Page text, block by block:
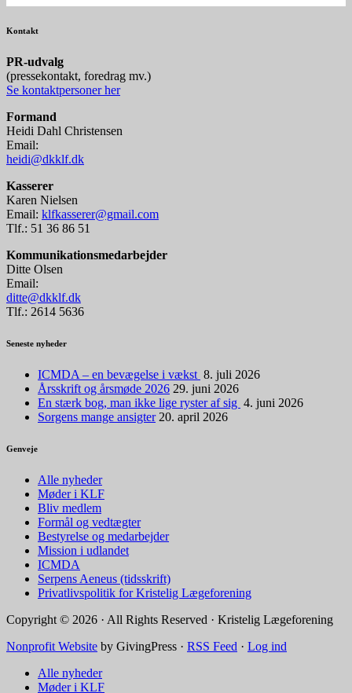
Kontakt
PR-udvalg
(pressekontakt, foredrag mv.)
Se kontaktpersoner her
Formand
Heidi Dahl Christensen
Email:
heidi@dkklf.dk
Kasserer
Karen Nielsen
Email: klfkasserer@gmail.com
Tlf.: 51 36 86 51
Kommunikationsmedarbejder
Ditte Olsen
Email:
ditte@dkklf.dk
Tlf.: 2614 5636
Seneste nyheder
ICMDA – en bevægelse i vækst 8. juli 2026
Årsskrift og årsmøde 2026 29. juni 2026
En stærk bog, man ikke lige ryster af sig 4. juni 2026
Sorgens mange ansigter 20. april 2026
Genveje
Alle nyheder
Møder i KLF
Bliv medlem
Formål og vedtægter
Bestyrelse og medarbejder
Mission i udlandet
ICMDA
Serpens Aeneus (tidsskrift)
Privatlivspolitik for Kristelig Lægeforening
Copyright © 2026 · All Rights Reserved · Kristelig Lægeforening
Nonprofit Website by GivingPress · RSS Feed · Log ind
Alle nyheder
Møder i KLF